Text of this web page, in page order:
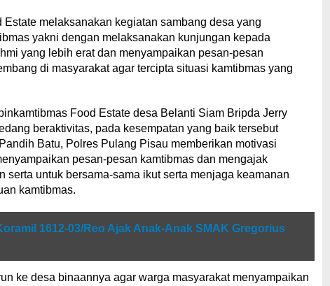
melaksanakan kegiatan sambang desa yang
yakni dengan melaksanakan kunjungan kepada
yang lebih erat dan menyampaikan pesan-pesan
di masyarakat agar tercipta situasi kamtibmas yang
Food Estate desa Belanti Siam Bripda Jerry
beraktivitas, pada kesempatan yang baik tersebut
Batu, Polres Pulang Pisau memberikan motivasi
pesan-pesan kamtibmas dan mengajak
serta untuk bersama-sama ikut serta menjaga keamanan
kamtibmas.
1612-03/Reo Ajak Anak-Anak SMAK Gregorius
ke desa binaannya agar warga masyarakat menyampaikan